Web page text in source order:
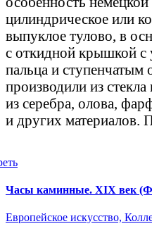
цилиндрическое или
выпуклое тулово, в
с откидной крышкой
пальца и
производили из
из серебра, олова,
и других
Часы каминные. XIX век
Европейское искусство,